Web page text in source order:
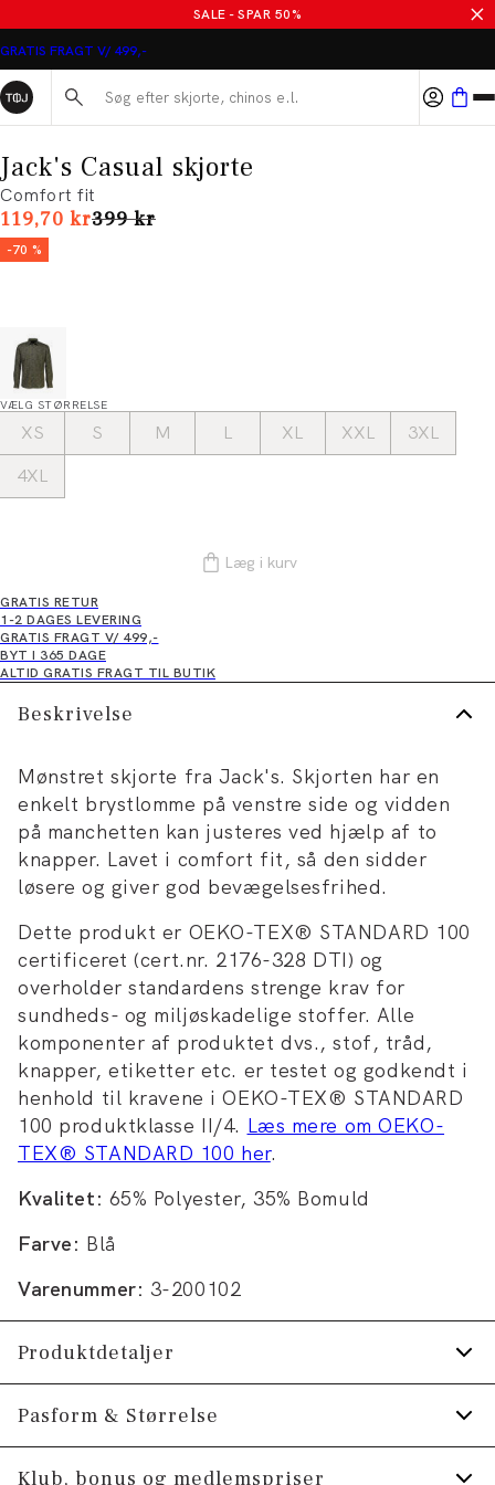
SALE - SPAR 50%
GRATIS FRAGT V/ 499,-
Søg her...
Jack's Casual skjorte
Comfort fit
119,70 krI alt (uden rabat)
399 kr
-70 %
VÆLG STØRRELSE
XS S M L XL XXL
3XL
4XL
Læg i kurv
GRATIS RETUR
1-2 DAGES LEVERING
GRATIS FRAGT V/ 499,-
BYT I 365 DAGE
ALTID GRATIS FRAGT TIL BUTIK
Beskrivelse
Mønstret skjorte fra Jack's. Skjorten har en
enkelt brystlomme på venstre side og vidden
på manchetten kan justeres ved hjælp af to
knapper. Lavet i comfort fit, så den sidder
løsere og giver god bevægelsesfrihed.
Dette produkt er OEKO-TEX® STANDARD 100
certificeret (cert.nr. 2176-328 DTI) og
overholder standardens strenge krav for
sundheds- og miljøskadelige stoffer. Alle
komponenter af produktet dvs., stof, tråd,
knapper, etiketter etc. er testet og godkendt i
henhold til kravene i OEKO-TEX® STANDARD
100 produktklasse II/4. Læs mere om OEKO-
TEX® STANDARD 100 her.
Kvalitet: 65% Polyester, 35% Bomuld
Farve: Blå
Varenummer: 3-200102
Produktdetaljer
Lomme på venstre bryst.
Manchetten har to knapper til at justere
størrelsen.
Pasform & Størrelse
Fit:Comfort fit
Klub, bonus og medlemspriser